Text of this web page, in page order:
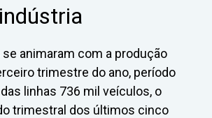
animaram com a produção
trimestre do ano, período
linhas 736 mil veículos, o
trimestral dos últimos cinco